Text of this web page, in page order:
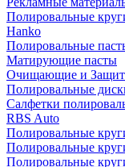
Полировальные
Hanko
Полировальные
Матирующие пасты
Очищающие и
Полировальные
Салфетки
RBS Auto
Полировальные
Полировальные
Полировальные